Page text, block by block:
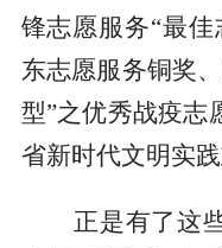
锋志愿服务“最
东志愿服务铜奖
型”之优秀战疫志
省新时代文明实
正是有了这些